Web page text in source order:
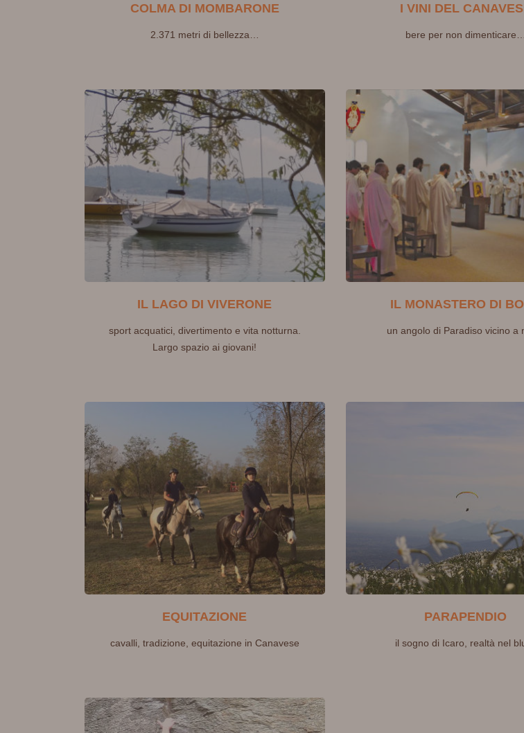
COLMA DI MOMBARONE
2.371 metri di bellezza…
I VINI DEL
bere per non dimenticare…
IL LAGO DI VIVERONE
sport acquatici, divertimento e vita notturna.
Largo spazio ai giovani!
IL MONASTERO DI
un angolo di Paradiso vicino a
EQUITAZIONE
cavalli, tradizione, equitazione in Canavese
PARAPENDIO
il sogno di Icaro, realtà nel